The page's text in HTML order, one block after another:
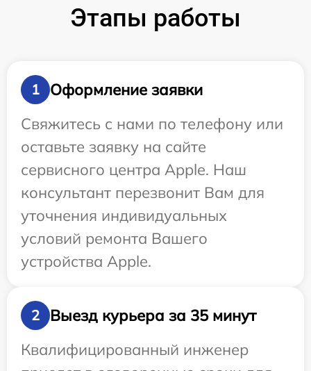
Этапы работы
1
Оформление заявки
Свяжитесь с нами по телефону или
оставьте заявку на сайте
сервисного центра Apple. Наш
консультант перезвонит Вам для
уточнения индивидуальных
условий ремонта Вашего
устройства Apple.
2
Выезд курьера за 35 минут
Квалифицированный инженер